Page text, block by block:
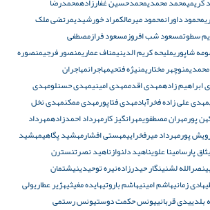
محمود داورانمحمود میرمالکمراد خورشیدیمرتضی ملک
سطوتمسعود شب افروزمسعود فرازمصطفی
شاپوریملیحه کریم الدینیمناف عماریمنصور فرجیمنصوره
منوچهر مختاریمنیژه فتحیمهاجرانمهاجران
ابراهیم زادهمهدی اقدممهدی امینیمهدی حسنلومهدی
مهدی علی زاده فخرآبادمهدی فتاپورمهدی ممکنمهدی نخل
پورمهران مصطفویمهرانگیز کارمهرداد احمدزادهمهرداد
پورمهرداد میرفخراییمهستی افشارمهشید پگاهیمهشید
پارسامینا علویناهید دلنوازناهید نصرتنسترن
نصرالله لشنینگار حیدرزادەنیره توحیدینیشتمان
هادی زمانیهاشم امینیهاشم باروتیهایده مغیثیهژیر عطاریولی
بلدییدی قربانییونس حکمت دوستیونس رستمی